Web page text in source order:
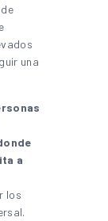
una
a
los